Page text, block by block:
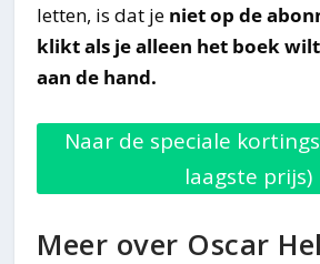
letten, is dat je niet op de
klikt als je alleen het boek
aan de hand.
Naar de speciale
laagste prijs)
Meer over Oscar